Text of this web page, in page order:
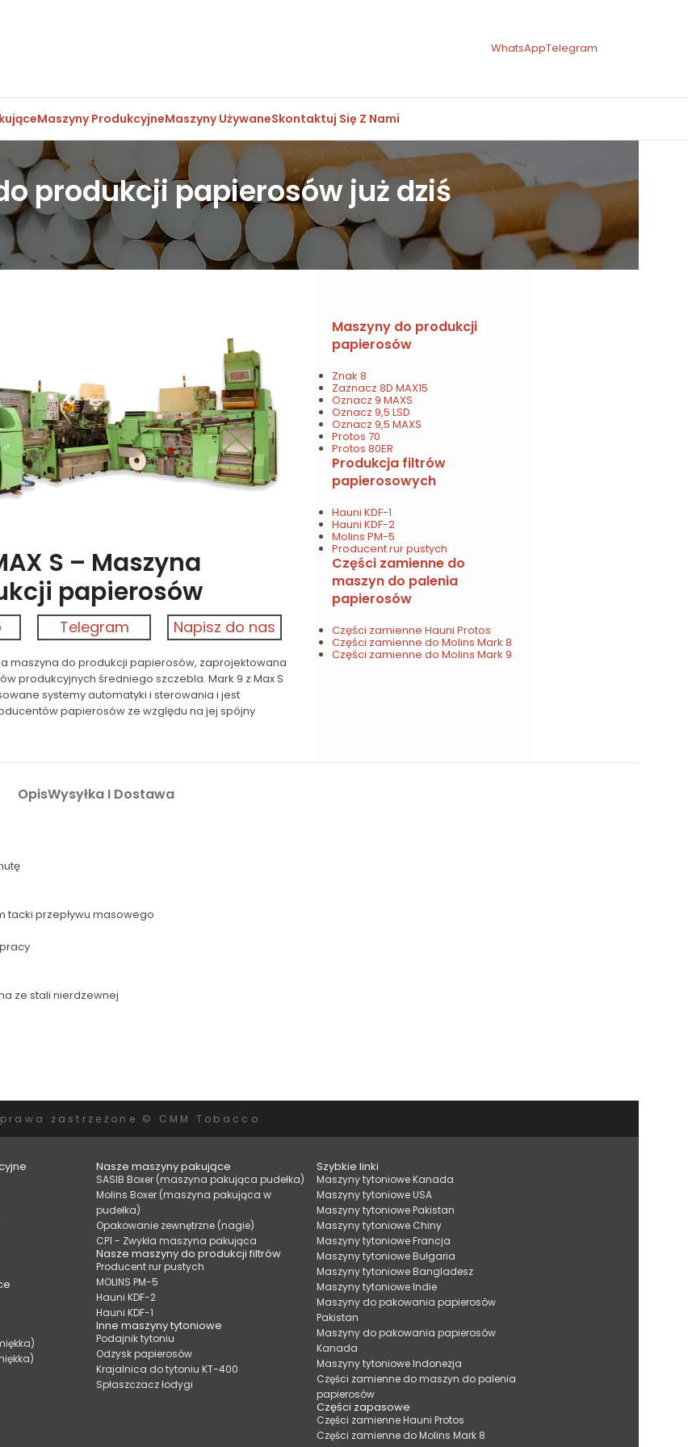
WhatsAppTelegram
Maszyny ProdukcyjneMaszyny UżywaneSkontaktuj Się Z Nami
produkcji papierosów już dziś
S – Maszyna
papierosów
Telegram Napisz do nas
maszyna do produkcji papierosów, zaprojektowana
produkcyjnych średniego szczebla. Mark 9 z Max S
systemy automatyki i sterowania i jest
papierosów ze względu na jej spójny
Maszyny do produkcji
papierosów
Znak 8
Zaznacz 8D MAX15
Oznacz 9 MAXS
Oznacz 9,5 LSD
Oznacz 9,5 MAXS
Protos 70
Protos 80ER
Produkcja filtrów
papierosowych
Hauni KDF-1
Hauni KDF-2
Molins PM-5
Producent rur pustych
Części zamienne do
maszyn do palenia
papierosów
Części zamienne Hauni Protos
Części zamienne do Molins Mark 8
Części zamienne do Molins Mark 9
OpisWysyłka I Dostawa
tacki przepływu masowego
ze stali nierdzewnej
zastrzeżone © CMM Tobacco
Nasze maszyny pakujące
SASIB Boxer (maszyna pakująca pudełka)
Molins Boxer (maszyna pakująca w
pudełka)
Opakowanie zewnętrzne (nagie)
CP1 - Zwykła maszyna pakująca
Nasze maszyny do produkcji filtrów
Producent rur pustych
MOLINS PM-5
Hauni KDF-2
Hauni KDF-1
Inne maszyny tytoniowe
Podajnik tytoniu
Odzysk papierosów
Krajalnica do tytoniu KT-400
Spłaszczacz łodygi
Szybkie linki
Maszyny tytoniowe Kanada
Maszyny tytoniowe USA
Maszyny tytoniowe Pakistan
Maszyny tytoniowe Chiny
Maszyny tytoniowe Francja
Maszyny tytoniowe Bułgaria
Maszyny tytoniowe Bangladesz
Maszyny tytoniowe Indie
Maszyny do pakowania papierosów
Pakistan
Maszyny do pakowania papierosów
Kanada
Maszyny tytoniowe Indonezja
Części zamienne do maszyn do palenia
papierosów
Części zapasowe
Części zamienne Hauni Protos
Części zamienne do Molins Mark 8